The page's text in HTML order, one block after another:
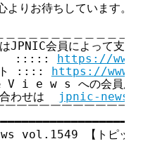
りお待ちしています。
JPNIC会員によって支えら
:::::
https://
::::
https://
i e w s への会員広告無料
わせは
jpnic-
￣￣￣￣￣￣￣￣￣￣￣￣￣
vol.1549 【トピックス号